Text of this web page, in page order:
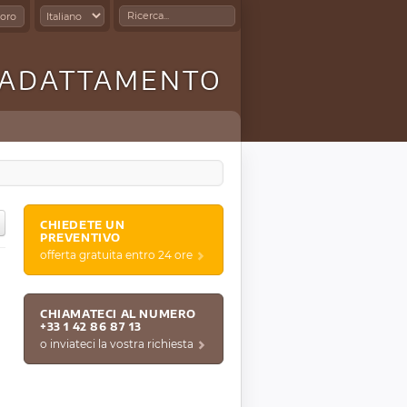
Cerca...
CHIEDETE UN
PREVENTIVO
offerta gratuita entro 24 ore
CHIAMATECI AL NUMERO
+33 1 42 86 87 13
o inviateci la vostra richiesta